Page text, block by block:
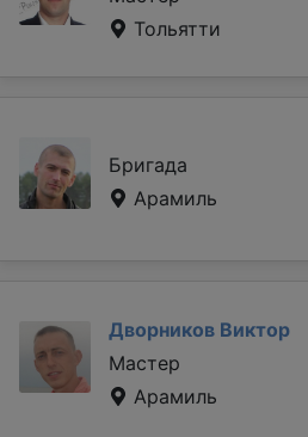
Тольятти
Бригада
Арамиль
Дворников Виктор
Мастер
Арамиль